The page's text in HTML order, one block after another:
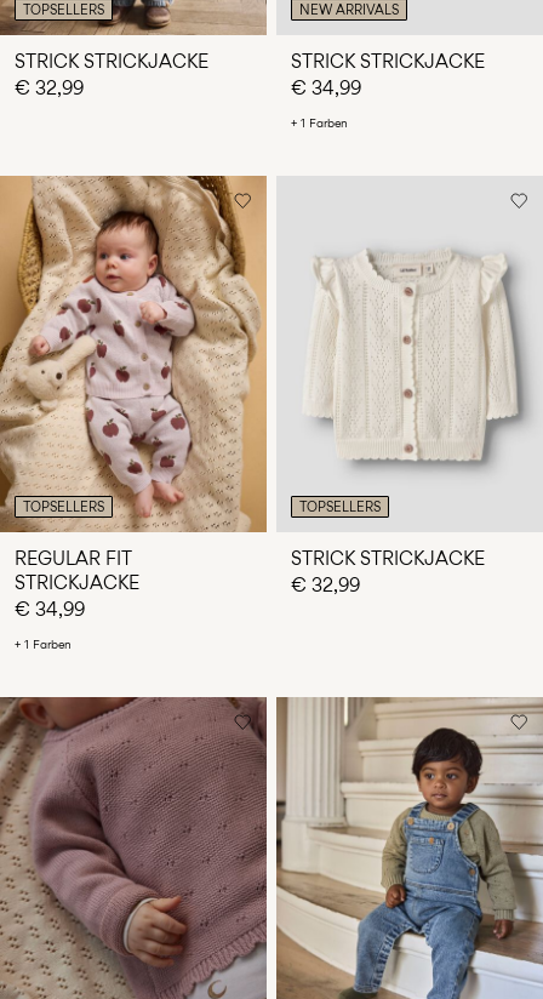
TOPSELLERS
STRICK STRICKJACKE
€ 32,99
NEW ARRIVALS
STRICK STRICKJACKE
€ 34,99
+ 1 Farben
TOPSELLERS
REGULAR FIT
STRICKJACKE
€ 34,99
+ 1 Farben
TOPSELLERS
STRICK STRICKJACKE
€ 32,99